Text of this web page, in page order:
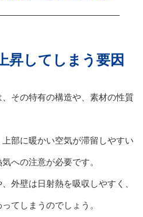
昇してしまう要因
その特有の構造や、素材の性質
部に暖かい空気が滞留しやすい
への注意が必要です。
外壁は日射熱を吸収しやすく、
てしまうのでしょう。